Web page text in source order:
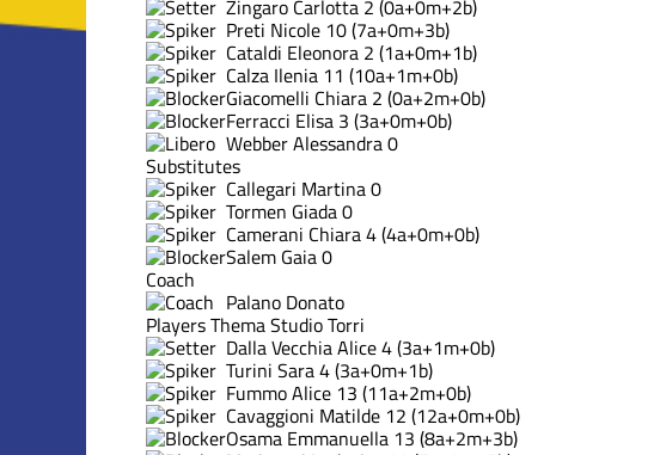
Zingaro Carlotta 2 (0a+0m+2b)
Preti Nicole 10(7a+0m+3b)
Cataldi Eleonora 2 (1a+0m+1b)
Calza Ilenia 11 (10a+1m+0b)
Giacomelli Chiara 2 (0a+2m+0b)
Ferracci Elisa 3 (3a+0m+0b)
Webber Alessandra0
Substitutes
Callegari Martina0
Tormen Giada0
Camerani Chiara4(4a+0m+0b)
Salem Gaia0
Coach
Palano Donato
Players Thema Studio Torri
Dalla Vecchia Alice4(3a+1m+0b)
Turini Sara4(3a+0m+1b)
Fummo Alice 13 (11a+2m+0b)
Cavaggioni Matilde 12 (12a+0m+0b)
Osama Emmanuella 13 (8a+2m+3b)